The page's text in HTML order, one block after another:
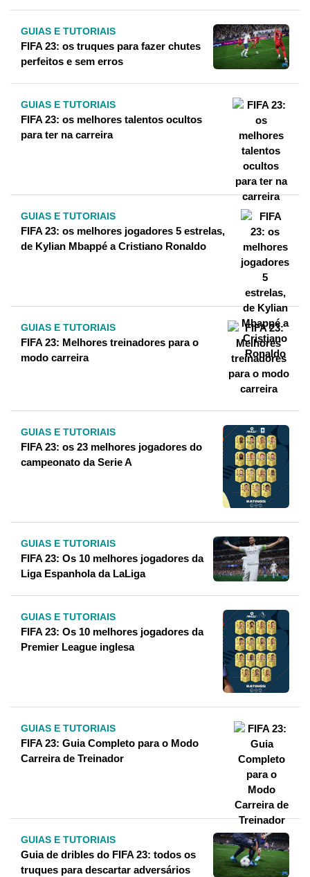
GUIAS E TUTORIAIS
FIFA 23: os truques para fazer chutes
perfeitos e sem erros
GUIAS E TUTORIAIS
FIFA 23: os melhores talentos ocultos
para ter na carreira
GUIAS E TUTORIAIS
FIFA 23: os melhores jogadores 5 estrelas,
de Kylian Mbappé a Cristiano Ronaldo
GUIAS E TUTORIAIS
FIFA 23: Melhores treinadores para o
modo carreira
GUIAS E TUTORIAIS
FIFA 23: os 23 melhores jogadores do
campeonato da Serie A
GUIAS E TUTORIAIS
FIFA 23: Os 10 melhores jogadores da
Liga Espanhola da LaLiga
GUIAS E TUTORIAIS
FIFA 23: Os 10 melhores jogadores da
Premier League inglesa
GUIAS E TUTORIAIS
FIFA 23: Guia Completo para o Modo
Carreira de Treinador
GUIAS E TUTORIAIS
Guia de dribles do FIFA 23: todos os
truques para descartar adversários